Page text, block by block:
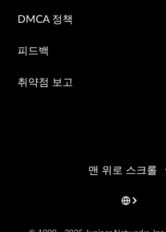
DMCA 정책
피드백
취약점 보고
맨 위로 스크롤